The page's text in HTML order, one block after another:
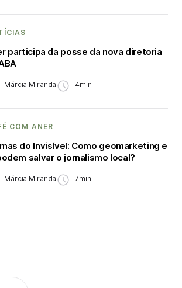
participa da posse da nova diretoria
Márcia Miranda 4min
COM ANER
do Invisível: Como geomarketing e
salvar o jornalismo local?
Márcia Miranda 7min